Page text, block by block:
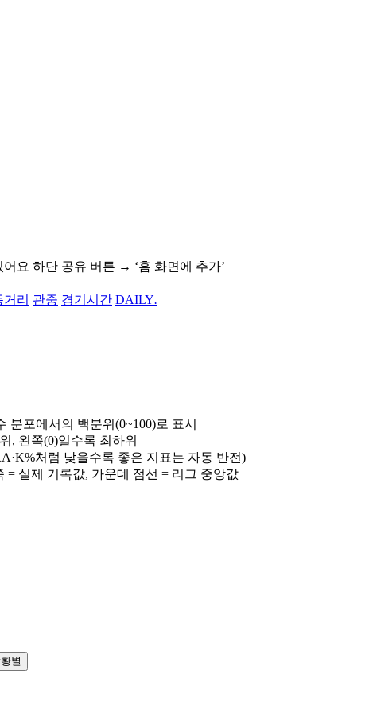
어요 하단 공유 버튼 → ‘홈 화면에 추가’
리 관중 경기시간 DAILY.
분포에서의 백분위(0~100)로 표시
, 왼쪽(0)일수록 최하위
처럼 낮을수록 좋은 지표는 자동 반전)
= 실제 기록값, 가운데 점선 = 리그 중앙값
별